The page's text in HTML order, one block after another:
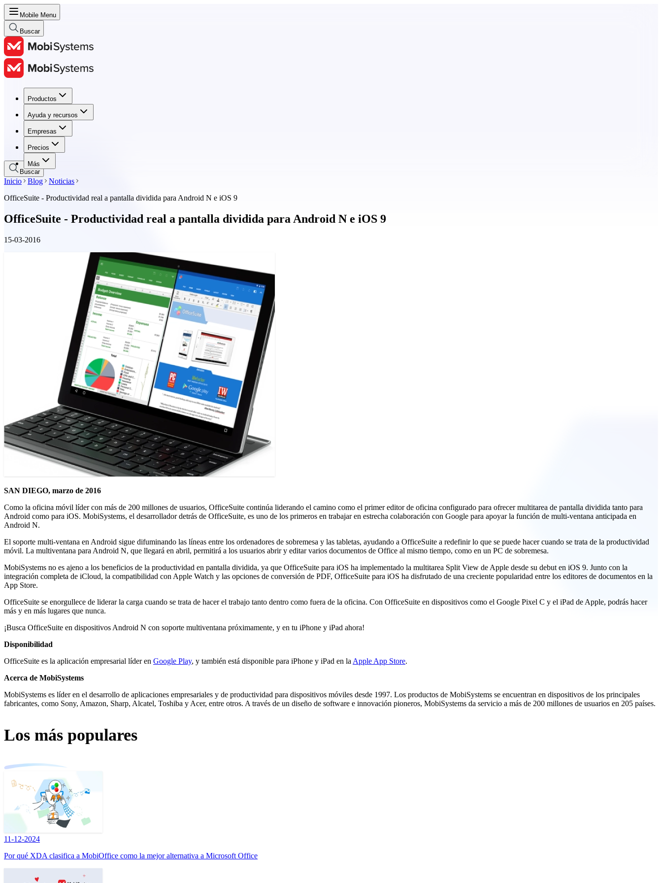
Mobile Menu
Buscar
Productos
Ayuda y recursos
Empresas
Precios
Más
Productos
Ayuda y recursos
Empresas
Precios
Buscar
Inicio Blog
Noticias
OfficeSuite - Productividad real a pantalla dividida para Android N e iOS 9
OfficeSuite - Productividad real a pantalla dividida para Android N e iOS 9
15-03-2016
SAN DIEGO, marzo de 2016
Como la oficina móvil líder con más de 200 millones de usuarios, OfficeSuite continúa liderando el camino como el primer editor de oficina configurado para ofrecer multitarea de pantalla dividida tanto para
Android como para iOS. MobiSystems, el desarrollador detrás de OfficeSuite, es uno de los primeros en trabajar en estrecha colaboración con Google para apoyar la función de multi-ventana anticipada en
Android N.
El soporte multi-ventana en Android sigue difuminando las líneas entre los ordenadores de sobremesa y las tabletas, ayudando a OfficeSuite a redefinir lo que se puede hacer cuando se trata de la productividad
móvil. La multiventana para Android N, que llegará en abril, permitirá a los usuarios abrir y editar varios documentos de Office al mismo tiempo, como en un PC de sobremesa.
MobiSystems no es ajeno a los beneficios de la productividad en pantalla dividida, ya que OfficeSuite para iOS ha implementado la multitarea Split View de Apple desde su debut en iOS 9. Junto con la
integración completa de iCloud, la compatibilidad con Apple Watch y las opciones de conversión de PDF, OfficeSuite para iOS ha disfrutado de una creciente popularidad entre los editores de documentos en la
App Store.
OfficeSuite se enorgullece de liderar la carga cuando se trata de hacer el trabajo tanto dentro como fuera de la oficina. Con OfficeSuite en dispositivos como el Google Pixel C y el iPad de Apple, podrás hacer
más y en más lugares que nunca.
¡Busca OfficeSuite en dispositivos Android N con soporte multiventana próximamente, y en tu iPhone y iPad ahora!
Disponibilidad
OfficeSuite es la aplicación empresarial líder en Google Play, y también está disponible para iPhone y iPad en la Apple App Store.
Acerca de MobiSystems
MobiSystems es líder en el desarrollo de aplicaciones empresariales y de productividad para dispositivos móviles desde 1997. Los productos de MobiSystems se encuentran en dispositivos de los principales
fabricantes, como Sony, Amazon, Sharp, Alcatel, Toshiba y Acer, entre otros. A través de un diseño de software e innovación pioneros, MobiSystems da servicio a más de 200 millones de usuarios en 205 países.
Los más populares
11-12-2024
Por qué XDA clasifica a MobiOffice como la mejor alternativa a Microsoft Office